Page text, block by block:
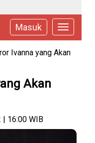
Masuk
Ivanna yang Akan
Akan
| 16:00 WIB